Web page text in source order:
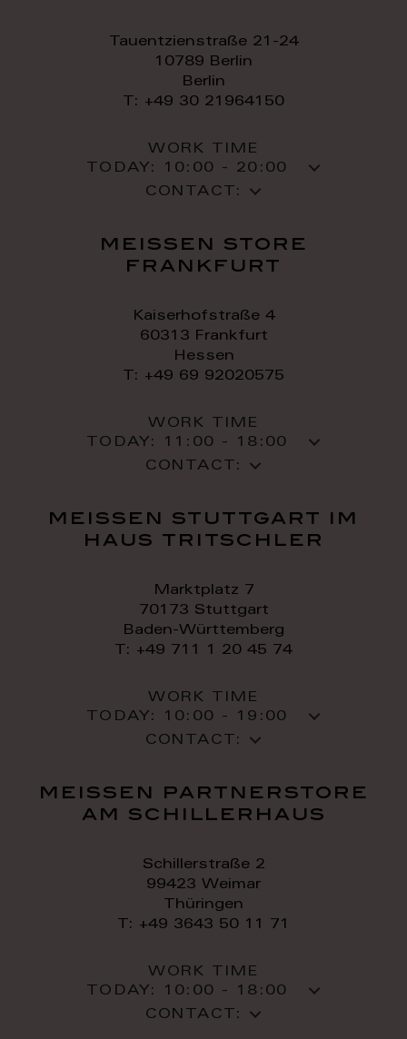
Tauentzienstraße 21-24
10789 Berlin
Berlin
T: +49 30 21964150
WORK TIME
TODAY:
10:00 - 20:00
CONTACT:
meissen store
frankfurt
Kaiserhofstraße 4
60313 Frankfurt
Hessen
T: +49 69 92020575
WORK TIME
TODAY:
11:00 - 18:00
CONTACT:
meissen stuttgart im
haus tritschler
Marktplatz 7
70173 Stuttgart
Baden-Württemberg
T: +49 711 1 20 45 74
WORK TIME
TODAY:
10:00 - 19:00
CONTACT:
meissen partnerstore
am schillerhaus
Schillerstraße 2
99423 Weimar
Thüringen
T: +49 3643 50 11 71
WORK TIME
TODAY:
10:00 - 18:00
CONTACT: